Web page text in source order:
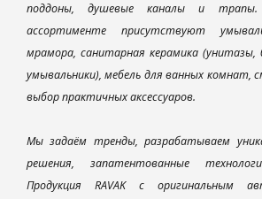
поддоны, душевые каналы и
ассортименте присутствуют
мрамора, санитарная керамика (унитазы,
умывальники), мебель для ванных комнат,
выбор практичных аксессуаров.
Мы задаём тренды, разрабатываем
решения, запатентованные
Продукция RAVAK с оригинальным